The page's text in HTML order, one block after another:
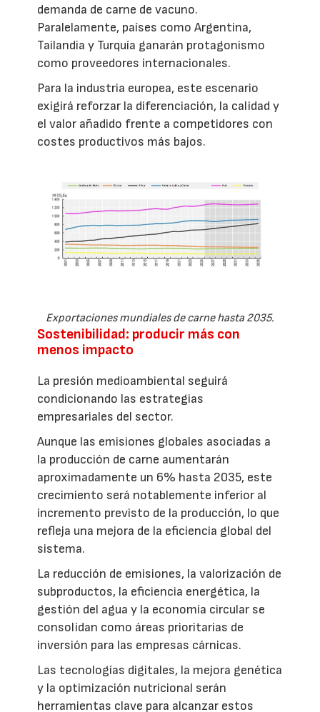
demanda de carne de vacuno.
Paralelamente, países como Argentina,
Tailandia y Turquía ganarán protagonismo
como proveedores internacionales.
Para la industria europea, este escenario
exigirá reforzar la diferenciación, la calidad y
el valor añadido frente a competidores con
costes productivos más bajos.
Exportaciones mundiales de carne hasta 2035.
Sostenibilidad: producir más con
menos impacto
La presión medioambiental seguirá
condicionando las estrategias
empresariales del sector.
Aunque las emisiones globales asociadas a
la producción de carne aumentarán
aproximadamente un 6% hasta 2035, este
crecimiento será notablemente inferior al
incremento previsto de la producción, lo que
refleja una mejora de la eficiencia global del
sistema.
La reducción de emisiones, la valorización de
subproductos, la eficiencia energética, la
gestión del agua y la economía circular se
consolidan como áreas prioritarias de
inversión para las empresas cárnicas.
Las tecnologías digitales, la mejora genética
y la optimización nutricional serán
herramientas clave para alcanzar estos